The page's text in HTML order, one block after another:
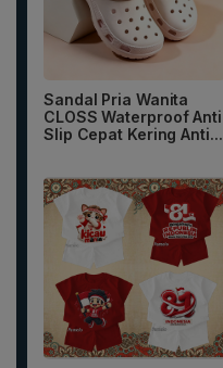
Sandal Pria Wanita
CLOSS Waterproof Anti
Slip Cepat Kering Anti...